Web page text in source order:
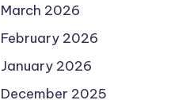
March 2026
February 2026
January 2026
December 2025